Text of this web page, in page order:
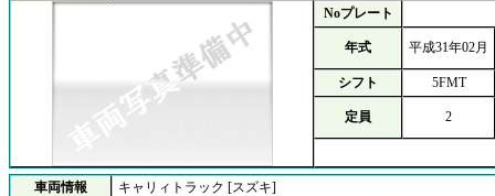
Noプレート
年式 平成31年02月
シフト 5FMT
定員 2
車両情報
キャリィトラック [スズキ]